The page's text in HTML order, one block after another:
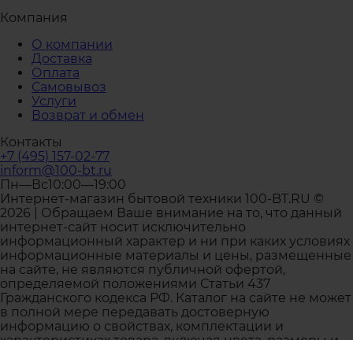
Компания
О компании
Доставка
Оплата
Самовывоз
Услуги
Возврат и обмен
Контакты
+7 (495) 157-02-77
inform@100-bt.ru
Пн—Вс10:00—19:00
Интернет-магазин бытовой техники 100-BT.RU ©
2026 | Обращаем Ваше внимание на то, что данный
интернет-сайт носит исключительно
информационный характер и ни при каких условиях
информационные материалы и цены, размещенные
на сайте, не являются публичной офертой,
определяемой положениями Статьи 437
Гражданского кодекса РФ. Каталог на сайте не может
в полной мере передавать достоверную
информацию о свойствах, комплектации и